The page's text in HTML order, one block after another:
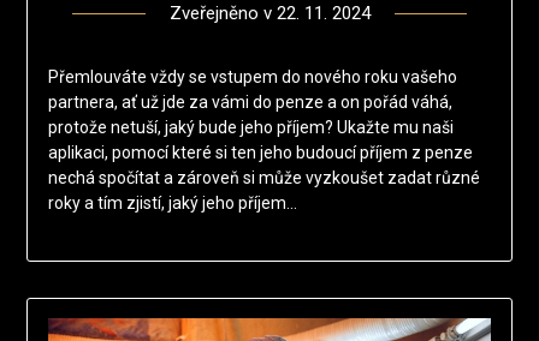
Zveřejněno v 22. 11. 2024
Přemlouváte vždy se vstupem do nového roku vašeho
partnera, ať už jde za vámi do penze a on pořád váhá,
protože netuší, jaký bude jeho příjem? Ukažte mu naši
aplikaci, pomocí které si ten jeho budoucí příjem z penze
nechá spočítat a zároveň si může vyzkoušet zadat různé
roky a tím zjistí, jaký jeho příjem…